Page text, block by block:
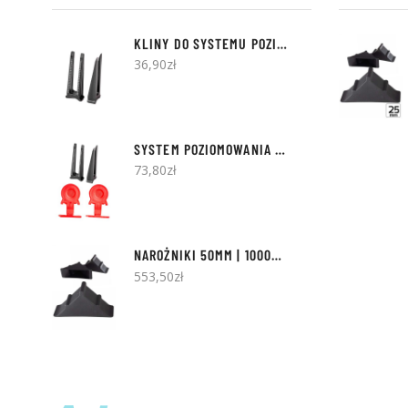
KLINY DO SYSTEMU POZIOMOWANIA ART-PLAST - 300SZT
36,90zł
SYSTEM POZIOMOWANIA - PAKIET STARTOWY | 100 KLINÓW + 500 KLIPSÓW
73,80zł
NAROŻNIKI 50MM | 1000SZT
553,50zł